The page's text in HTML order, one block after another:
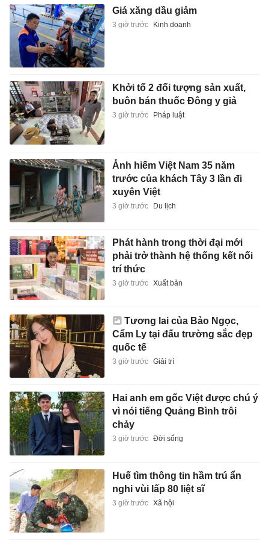
Giá xăng dầu giảm
3 giờ trước Kinh doanh
Khởi tố 2 đối tượng sản xuất,
buôn bán thuốc Đông y giả
3 giờ trước Pháp luật
Ảnh hiếm Việt Nam 35 năm
trước của khách Tây 3 lần đi
xuyên Việt
3 giờ trước Du lịch
Phát hành trong thời đại mới
phải trở thành hệ thống kết nối
trí thức
3 giờ trước Xuất bản
Tương lai của Bảo Ngọc,
Cẩm Ly tại đấu trường sắc đẹp
quốc tế
3 giờ trước Giải trí
Hai anh em gốc Việt được chú ý
vì nói tiếng Quảng Bình trôi
chảy
3 giờ trước Đời sống
Huế tìm thông tin hầm trú ẩn
nghi vùi lấp 80 liệt sĩ
3 giờ trước Xã hội